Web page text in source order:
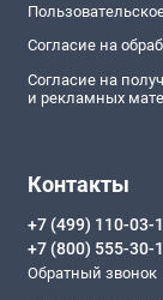
Согласие на
Согласие на
и рекламных
Контакты
+7 (499) 110-03-
+7 (800) 555-30-
Обратный звонок